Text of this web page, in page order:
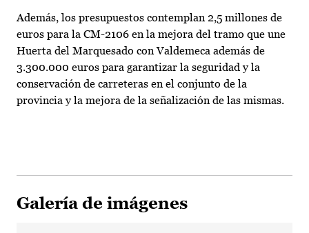
Además, los presupuestos contemplan 2,5 millones de
euros para la CM-2106 en la mejora del tramo que une
Huerta del Marquesado con Valdemeca además de
3.300.000 euros para garantizar la seguridad y la
conservación de carreteras en el conjunto de la
provincia y la mejora de la señalización de las mismas.
Galería de imágenes